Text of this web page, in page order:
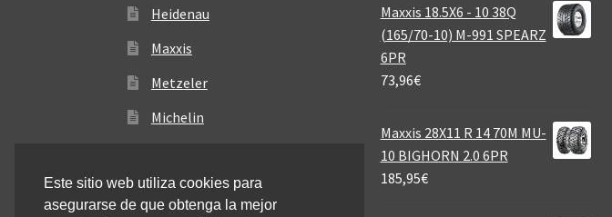
Heidenau
Maxxis
Metzeler
Michelin
Pirelli
Maxxis 18.5X6 - 10 38Q
(165/70-10) M-991 SPEARZ
6PR
73,96€
Maxxis 28X11 R 14 70M MU-
10 BIGHORN 2.0 6PR
185,95€
Este sitio web utiliza cookies para
asegurarse de que obtenga la mejor